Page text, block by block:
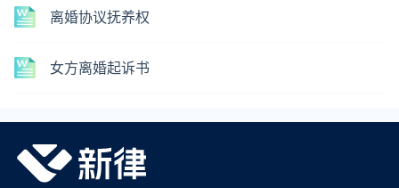
离婚协议抚养权
女方离婚起诉书